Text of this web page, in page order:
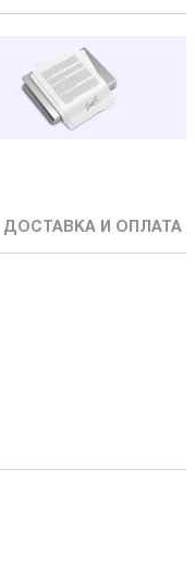
ДОСТАВКА И ОПЛАТА